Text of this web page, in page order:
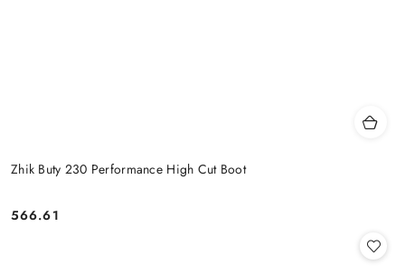
Zhik Buty 230 Performance High Cut Boot
Cena:
566.61